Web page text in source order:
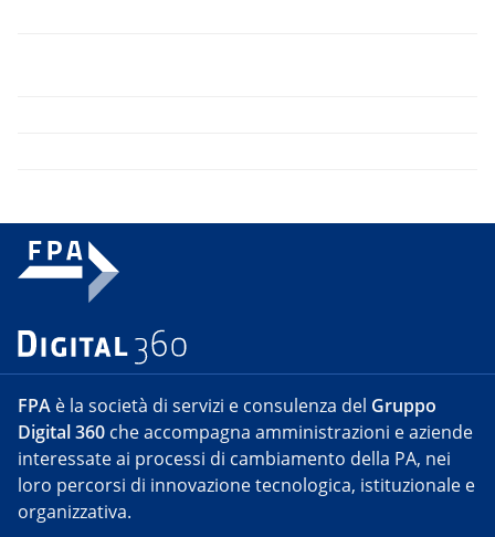
FPA è la società di servizi e consulenza del Gruppo
Digital 360 che accompagna amministrazioni e aziende
interessate ai processi di cambiamento della PA, nei
loro percorsi di innovazione tecnologica, istituzionale e
organizzativa.